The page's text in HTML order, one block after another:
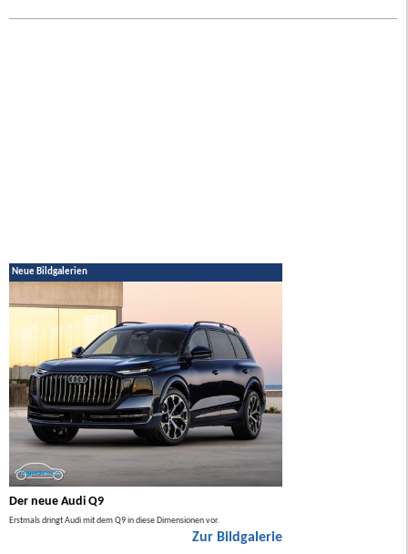
Neue Bildgalerien
Der neue Audi Q9
Erstmals dringt Audi mit dem Q9 in diese Dimensionen vor.
Zur Bildgalerie